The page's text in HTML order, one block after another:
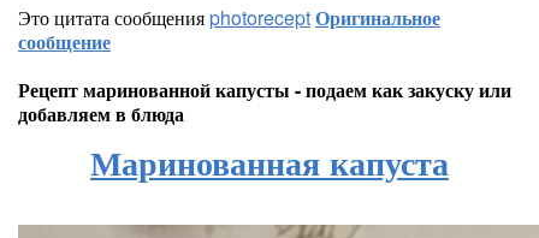
Это цитата сообщенияphotoreceptОригинальное
сообщение
Рецепт маринованной капусты - подаем как закуску или
добавляем в блюда
Маринованная капуста